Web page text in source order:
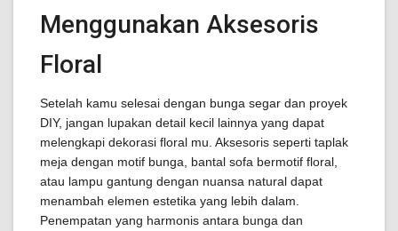
Menggunakan Aksesoris
Floral
Setelah kamu selesai dengan bunga segar dan proyek
DIY, jangan lupakan detail kecil lainnya yang dapat
melengkapi dekorasi floral mu. Aksesoris seperti taplak
meja dengan motif bunga, bantal sofa bermotif floral,
atau lampu gantung dengan nuansa natural dapat
menambah elemen estetika yang lebih dalam.
Penempatan yang harmonis antara bunga dan